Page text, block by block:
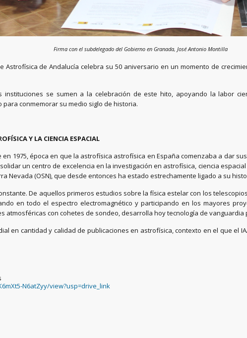
Firma con el subdelegado del Gobierno en Granada, José Antonio Montilla
Astrofísica de Andalucía celebra su 50 aniversario en un momento de
se sumen a la celebración de este hito, apoyando la labor
conmemorar su medio siglo de historia.
Y LA CIENCIA ESPACIAL
en 1975, época en que la astrofísica astrofísica en España comenzaba a dar
un centro de excelencia en la investigación en astrofísica, ciencia
Nevada (OSN), que desde entonces ha estado estrechamente ligado a su
De aquellos primeros estudios sobre la física estelar con los
en todo el espectro electromagnético y participando en los mayores
atmosféricas con cohetes de sondeo, desarrolla hoy tecnología de
en cantidad y calidad de publicaciones en astrofísica, contexto en el que el
N6atZyy/view?usp=drive_link